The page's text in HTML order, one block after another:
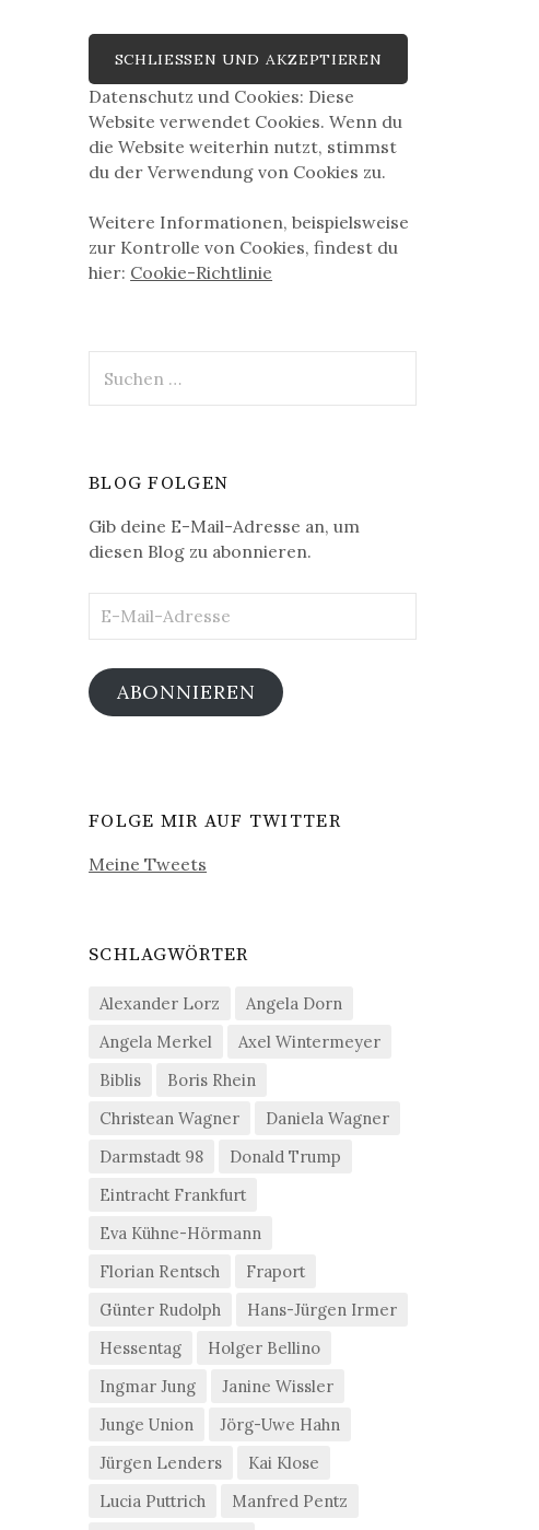
Datenschutz und Cookies: Diese
Website verwendet Cookies. Wenn du
die Website weiterhin nutzt, stimmst
du der Verwendung von Cookies zu.
Weitere Informationen, beispielsweise
zur Kontrolle von Cookies, findest du
hier: Cookie-Richtlinie
nach:
BLOG FOLGEN
Gib deine E-Mail-Adresse an, um
diesen Blog zu abonnieren.
Mail-
ABONNIEREN
FOLGE MIR AUF TWITTER
Meine Tweets
SCHLAGWÖRTER
Alexander Lorz
Angela Dorn
Angela Merkel
Axel Wintermeyer
Biblis
Boris Rhein
Christean Wagner
Daniela Wagner
Darmstadt 98
Donald Trump
Eintracht Frankfurt
Eva Kühne-Hörmann
Florian Rentsch
Fraport
Günter Rudolph
Hans-Jürgen Irmer
Hessentag
Holger Bellino
Ingmar Jung
Janine Wissler
Junge Union
Jörg-Uwe Hahn
Jürgen Lenders
Kai Klose
Lucia Puttrich
Manfred Pentz